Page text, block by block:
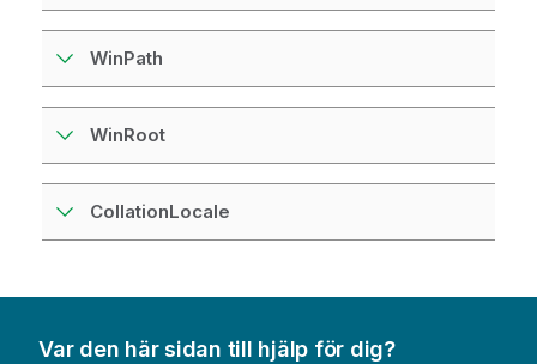
WinPath
WinRoot
CollationLocale
Var den här sidan till hjälp för dig?